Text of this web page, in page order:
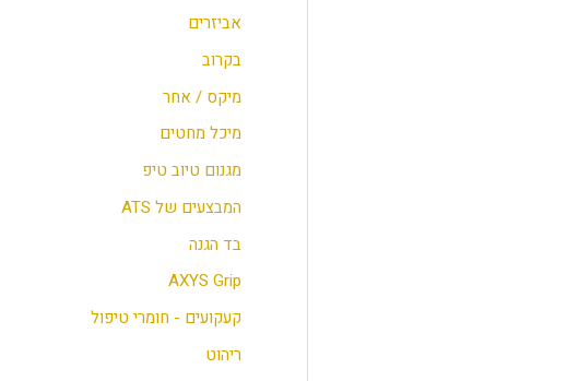
אביזרים
בקרוב
מיקס / אחר
מיכל מחטים
מגנום טיוב טיפ
המבצעים של ATS
בד הגנה
AXYS Grip
קעקועים - חומרי טיפול
ריהוט